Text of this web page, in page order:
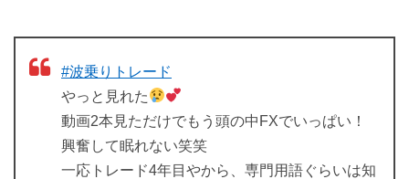
#波乗りトレード
やっと見れた
動画2本見ただけでもう頭の中FXでいっぱい！
興奮して眠れない笑笑
一応トレード4年目やから、専門用語ぐらいは知